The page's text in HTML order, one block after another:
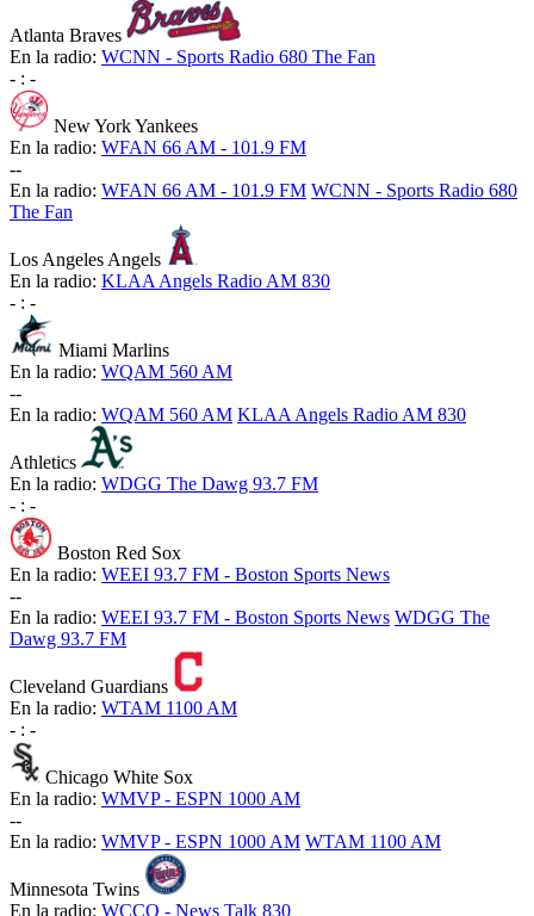
Atlanta Braves
En la radio: WCNN - Sports Radio 680 The Fan
- : -
New York Yankees
En la radio: WFAN 66 AM - 101.9 FM
--
En la radio: WFAN 66 AM - 101.9 FM WCNN - Sports Radio 680
The Fan
Los Angeles Angels
En la radio: KLAA Angels Radio AM 830
- : -
Miami Marlins
En la radio: WQAM 560 AM
--
En la radio: WQAM 560 AM KLAA Angels Radio AM 830
Athletics
En la radio: WDGG The Dawg 93.7 FM
- : -
Boston Red Sox
En la radio: WEEI 93.7 FM - Boston Sports News
--
En la radio: WEEI 93.7 FM - Boston Sports News WDGG The
Dawg 93.7 FM
Cleveland Guardians
En la radio: WTAM 1100 AM
- : -
Chicago White Sox
En la radio: WMVP - ESPN 1000 AM
--
En la radio: WMVP - ESPN 1000 AM WTAM 1100 AM
Minnesota Twins
En la radio: WCCO - News Talk 830